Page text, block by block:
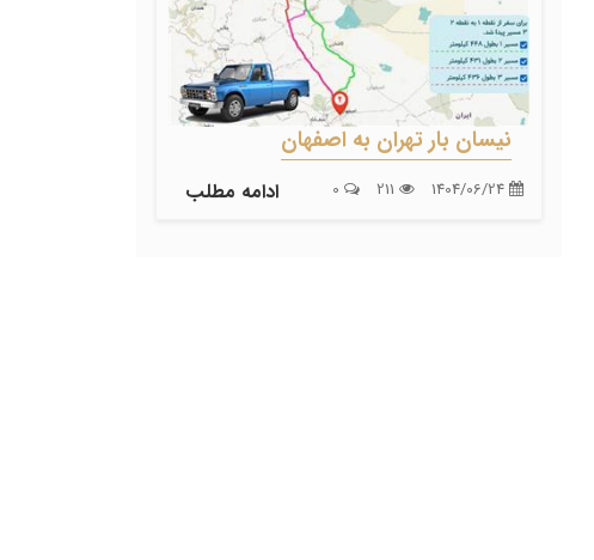
نیسان بار تهران به اصفهان
ادامه مطلب